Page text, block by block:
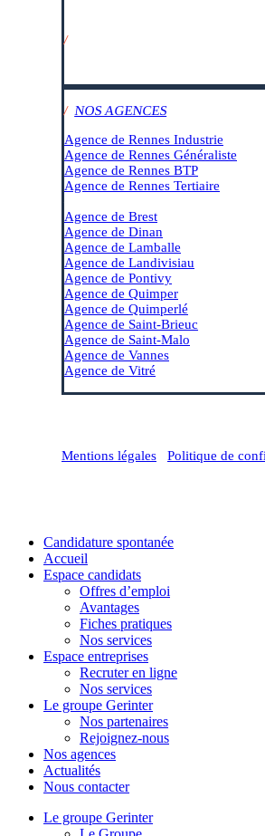
/
/ NOS AGENCES
Agence de Rennes Industrie
Agence de Rennes Généraliste
Agence de Rennes BTP
Agence de Rennes Tertiaire
Agence de Brest
Agence de Dinan
Agence de Lamballe
Agence de Landivisiau
Agence de Pontivy
Agence de Quimper
Agence de Quimperlé
Agence de Saint-Brieuc
Agence de Saint-Malo
Agence de Vannes
Agence de Vitré
Mentions légales
Politique de
Close
Menu
Candidature spontanée
Accueil
Espace candidats
Offres d’emploi
Avantages
Fiches pratiques
Nos services
Espace entreprises
Recruter en ligne
Nos services
Le groupe Gerinter
Nos partenaires
Rejoignez-nous
Nos agences
Actualités
Nous contacter
Le groupe Gerinter